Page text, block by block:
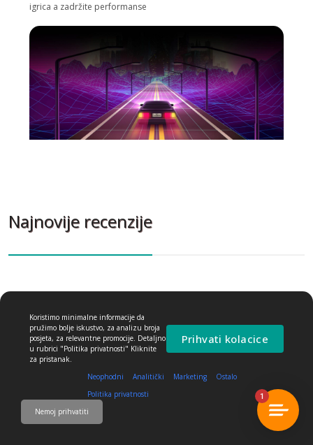
igrica a zadržite performanse
Najnovije recenzije
0
5 stars- 0
Koristimo minimalne informacije da
pružimo bolje iskustvo, za analizu broja
posjeta, za relevantne promocije. Detaljno
u rubrici "Politika privatnosti" Kliknite
za pristanak.
Prihvati kolacice
Neophodni Analitički Marketing
Ostalo
Politika privatnosti
Nemoj prihvatiti
1